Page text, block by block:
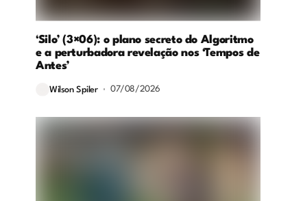
‘Silo’ (3×06): o plano secreto do Algoritmo
e a perturbadora revelação nos ‘Tempos de
Antes’
Wilson Spiler 07/08/2026